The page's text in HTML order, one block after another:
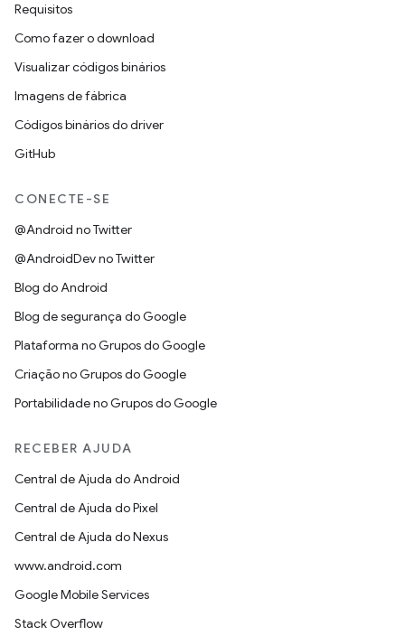
Requisitos
Como fazer o download
Visualizar códigos binários
Imagens de fábrica
Códigos binários do driver
GitHub
CONECTE-SE
@Android no Twitter
@AndroidDev no Twitter
Blog do Android
Blog de segurança do Google
Plataforma no Grupos do Google
Criação no Grupos do Google
Portabilidade no Grupos do Google
RECEBER AJUDA
Central de Ajuda do Android
Central de Ajuda do Pixel
Central de Ajuda do Nexus
www.android.com
Google Mobile Services
Stack Overflow